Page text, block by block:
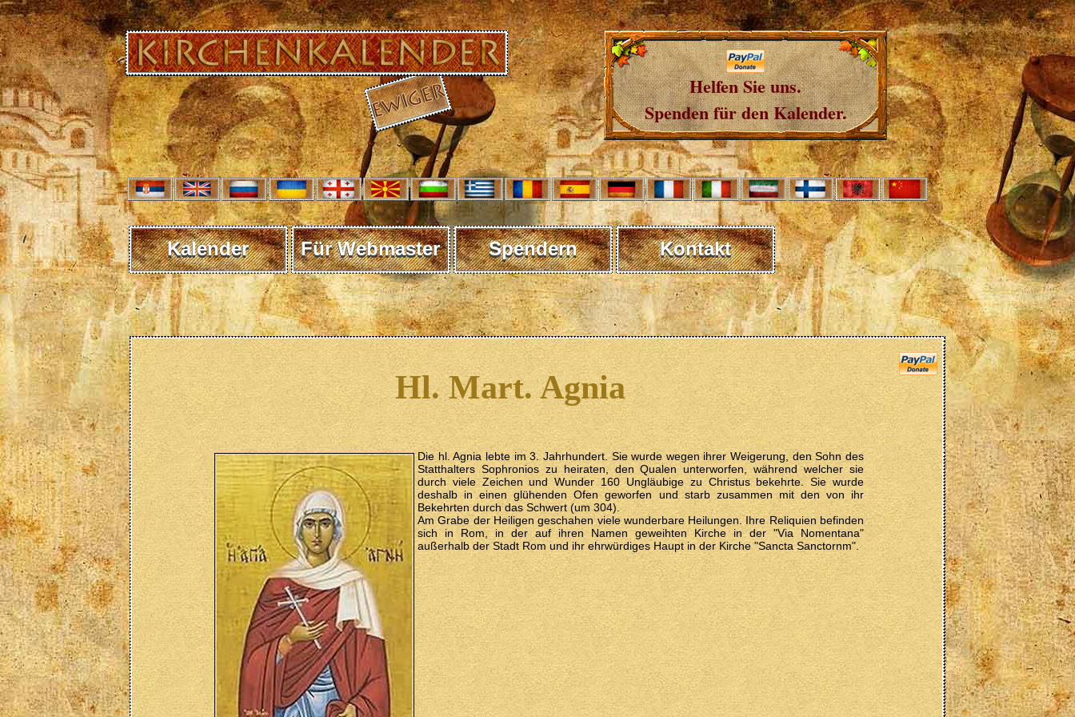
Helfen Sie uns.
Spenden für den Kalender.
Kalender Für Webmaster Spendern Kontakt
Hl. Mart. Agnia
Die hl. Agnia lebte im 3. Jahrhundert. Sie wurde wegen ihrer Weigerung, den Sohn des
Statthalters Sophronios zu heiraten, den Qualen unterworfen, während welcher sie
durch viele Zeichen und Wunder 160 Ungläubige zu Christus bekehrte. Sie wurde
deshalb in einen glühenden Ofen geworfen und starb zusammen mit den von ihr
Bekehrten durch das Schwert (um 304).
Am Grabe der Heiligen geschahen viele wunderbare Heilungen. Ihre Reliquien befinden
sich in Rom, in der auf ihren Namen geweihten Kirche in der "Via Nomentana"
außerhalb der Stadt Rom und ihr ehrwürdiges Haupt in der Kirche "Sancta Sanctornm".